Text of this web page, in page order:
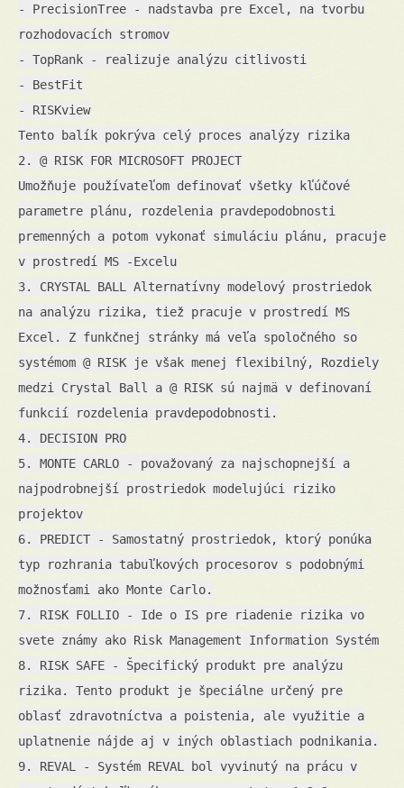
- PrecisionTree - nadstavba pre Excel, na tvorbu
rozhodovacích stromov
- TopRank - realizuje analýzu citlivosti
- BestFit
- RISKview
Tento balík pokrýva celý proces analýzy rizika
2. @ RISK FOR MICROSOFT PROJECT
Umožňuje používateľom definovať všetky kľúčové
parametre plánu, rozdelenia pravdepodobnosti
premenných a potom vykonať simuláciu plánu, pracuje
v prostredí MS -Excelu
3. CRYSTAL BALL Alternatívny modelový prostriedok
na analýzu rizika, tiež pracuje v prostredí MS
Excel. Z funkčnej stránky má veľa spoločného so
systémom @ RISK je však menej flexibilný, Rozdiely
medzi Crystal Ball a @ RISK sú najmä v definovaní
funkcií rozdelenia pravdepodobnosti.
4. DECISION PRO
5. MONTE CARLO - považovaný za najschopnejší a
najpodrobnejší prostriedok modelujúci riziko
projektov
6. PREDICT - Samostatný prostriedok, ktorý ponúka
typ rozhrania tabuľkových procesorov s podobnými
možnosťami ako Monte Carlo.
7. RISK FOLLIO - Ide o IS pre riadenie rizika vo
svete známy ako Risk Management Information Systém
8. RISK SAFE - Špecifický produkt pre analýzu
rizika. Tento produkt je špeciálne určený pre
oblasť zdravotníctva a poistenia, ale využitie a
uplatnenie nájde aj v iných oblastiach podnikania.
9. REVAL - Systém REVAL bol vyvinutý na prácu v